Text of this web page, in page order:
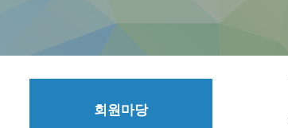
회원마당